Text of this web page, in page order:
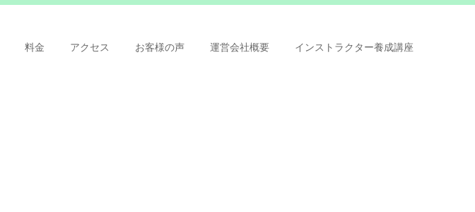
料金 アクセス お客様の声 運営会社概要 インストラクター養成講座